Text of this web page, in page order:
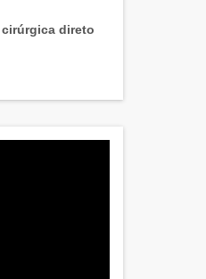
direto